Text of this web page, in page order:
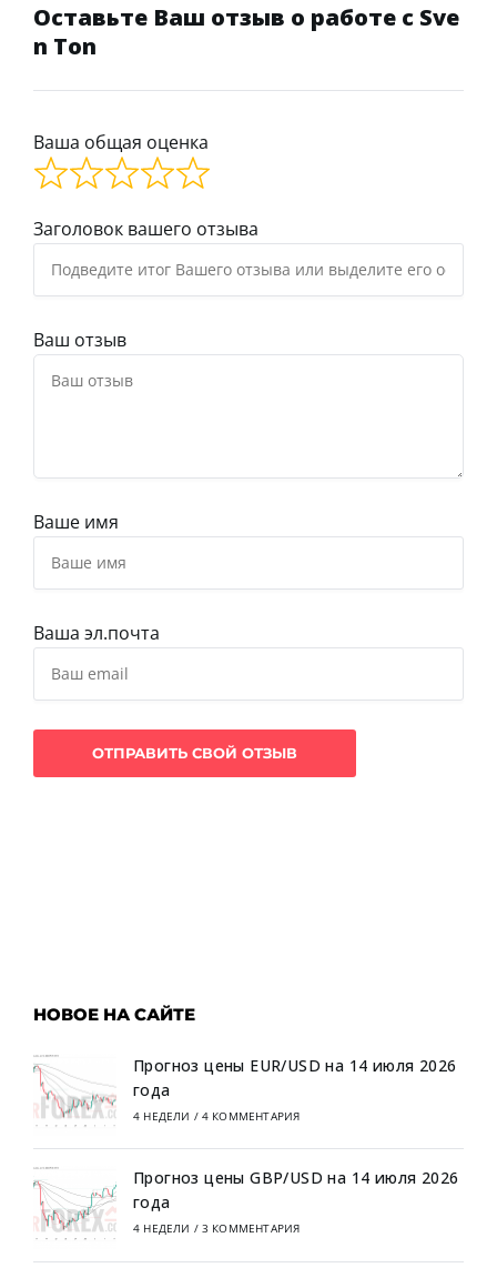
Оставьте Ваш отзыв о работе с Sve
n Ton
Ваша общая оценка
Заголовок вашего отзыва
Ваш отзыв
Ваше имя
Ваша эл.почта
НОВОЕ НА САЙТЕ
Прогноз цены EUR/USD на 14 июля 2026
года
4 НЕДЕЛИ / 4 КОММЕНТАРИЯ
Прогноз цены GBP/USD на 14 июля 2026
года
4 НЕДЕЛИ / 3 КОММЕНТАРИЯ